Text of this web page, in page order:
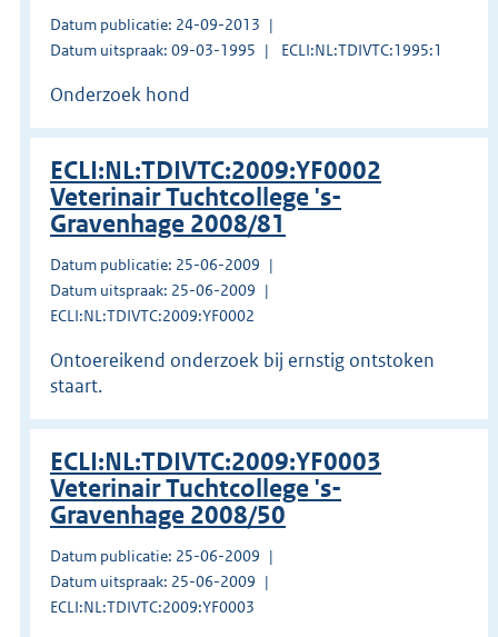
Datum publicatie: 24-09-2013
Datum uitspraak: 09-03-1995
ECLI:NL:TDIVTC:1995:1
Onderzoek hond
ECLI:NL:TDIVTC:2009:YF0002
Veterinair Tuchtcollege 's-
Gravenhage 2008/81
Datum publicatie: 25-06-2009
Datum uitspraak: 25-06-2009
ECLI:NL:TDIVTC:2009:YF0002
Ontoereikend onderzoek bij ernstig ontstoken
staart.
ECLI:NL:TDIVTC:2009:YF0003
Veterinair Tuchtcollege 's-
Gravenhage 2008/50
Datum publicatie: 25-06-2009
Datum uitspraak: 25-06-2009
ECLI:NL:TDIVTC:2009:YF0003